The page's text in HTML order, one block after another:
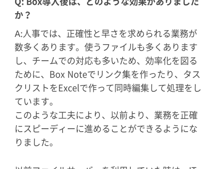
か？
A:人事では、正確性と早さを求められる業務が
数多くあります。使うファイルも多くあります
し、チームでの対応も多いため、効率化を図る
ために、Box Noteでリンク集を作ったり、タス
クリストをExcelで作って同時編集して処理をし
ています。
このような工夫により、以前より、業務を正確
にスピーディーに進めることができるようにな
りました。